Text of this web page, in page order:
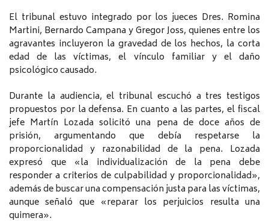
El tribunal estuvo integrado por los jueces Dres. Romina
Martini, Bernardo Campana y Gregor Joss, quienes entre los
agravantes incluyeron la gravedad de los hechos, la corta
edad de las víctimas, el vínculo familiar y el daño
psicológico causado.
Durante la audiencia, el tribunal escuchó a tres testigos
propuestos por la defensa. En cuanto a las partes, el fiscal
jefe Martín Lozada solicitó una pena de doce años de
prisión, argumentando que debía respetarse la
proporcionalidad y razonabilidad de la pena. Lozada
expresó que «la individualización de la pena debe
responder a criterios de culpabilidad y proporcionalidad»,
además de buscar una compensación justa para las víctimas,
aunque señaló que «reparar los perjuicios resulta una
quimera».